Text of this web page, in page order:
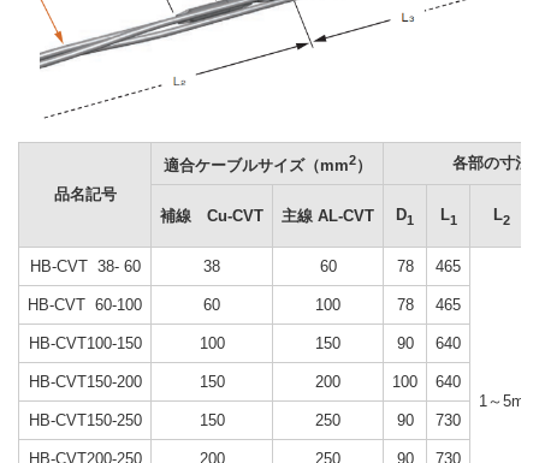
品名記号
適合ケーブルサイズ（mm2） 各部の寸法
補線 Cu-CVT 主線 AL-CVT D1 L1 L2
HB-CVT 38- 60 38 60 78 465
1～5m
HB-CVT 60-100 60 100 78 465
HB-CVT100-150 100 150 90 640
HB-CVT150-200 150 200 100 640
HB-CVT150-250 150 250 90 730